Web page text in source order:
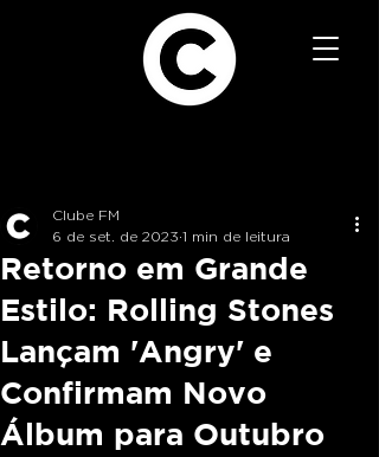
Retorno em Grande
Estilo: Rolling Stones
Lançam 'Angry' e
Confirmam Novo
Álbum para Outubro
Clube FM
6 de set. de 2023 1 min de leitura